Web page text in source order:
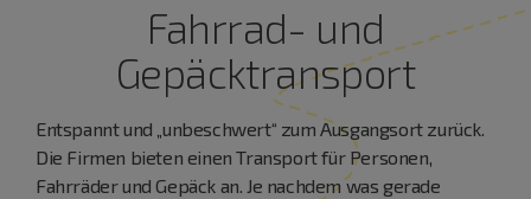
Fahrrad- und
Gepäcktransport
Entspannt und „unbeschwert“ zum Ausgangsort zurück.
Die Firmen bieten einen Transport für Personen,
Fahrräder und Gepäck an. Je nachdem was gerade